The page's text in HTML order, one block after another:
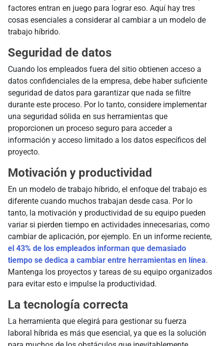
factores entran en juego para lograr eso. Aquí hay tres
cosas esenciales a considerar al cambiar a un modelo de
trabajo híbrido.
Seguridad de datos
Cuando los empleados fuera del sitio obtienen acceso a
datos confidenciales de la empresa, debe haber suficiente
seguridad de datos para garantizar que nada se filtre
durante este proceso. Por lo tanto, considere implementar
una seguridad sólida en sus herramientas que
proporcionen un proceso seguro para acceder a
información y acceso limitado a los datos específicos del
proyecto.
Motivación y productividad
En un modelo de trabajo híbrido, el enfoque del trabajo es
diferente cuando muchos trabajan desde casa. Por lo
tanto, la motivación y productividad de su equipo pueden
variar si pierden tiempo en actividades innecesarias, como
cambiar de aplicación, por ejemplo. En un informe reciente,
el 43% de los empleados informan que demasiado
tiempo se dedica a cambiar entre herramientas en línea.
Mantenga los proyectos y tareas de su equipo organizados
para evitar esto e impulse la productividad.
La tecnología correcta
La herramienta que elegirá para gestionar su fuerza
laboral híbrida es más que esencial, ya que es la solución